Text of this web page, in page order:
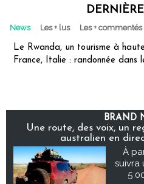
DERNIÈRE
News Les + lus Les + commentés
Le Rwanda, un tourisme à
France, Italie : randonnée dans
BRAND
Une route, des voix, un
australien en
À
suivra
5